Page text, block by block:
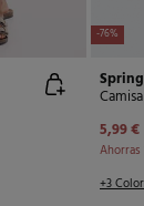
-76%
5,99 €
Ahorras
+3